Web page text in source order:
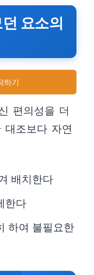
요소의
하기
편의성을 더
대조보다 자연
배치한다
한다
하여 불필요한